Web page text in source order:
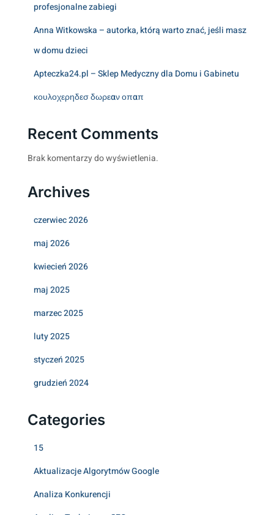
profesjonalne zabiegi
Anna Witkowska – autorka, którą warto znać, jeśli masz
w domu dzieci
Apteczka24.pl – Sklep Medyczny dla Domu i Gabinetu
κουλοχερηδεσ δωρεαν οπαπ
Recent Comments
Brak komentarzy do wyświetlenia.
Archives
czerwiec 2026
maj 2026
kwiecień 2026
maj 2025
marzec 2025
luty 2025
styczeń 2025
grudzień 2024
Categories
15
Aktualizacje Algorytmów Google
Analiza Konkurencji